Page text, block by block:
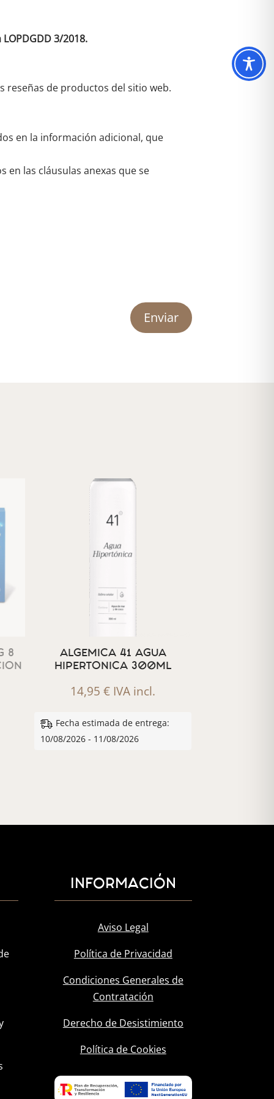
3/2018.
reseñas de productos del sitio web.
en la información adicional, que
las cláusulas anexas que se
Enviar
8
ALGEMICA 41 AGUA
HIPERTONICA 300ML
14,95€ IVA incl.
Fecha estimada de entrega:
10/08/2026 - 11/08/2026
INFORMACIÓN
Aviso Legal
Política de Privacidad
Condiciones Generales de
Contratación
Derecho de Desistimiento
Política de Cookies